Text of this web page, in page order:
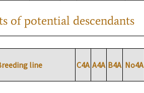
of potential descendants
line C4A A4A B4A No4A